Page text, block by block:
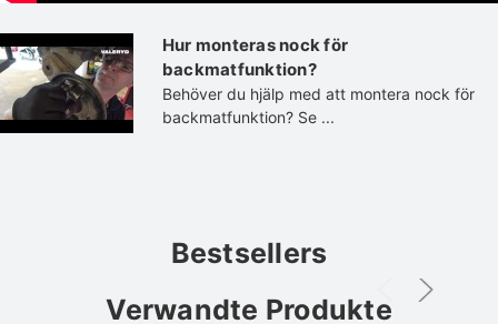
Hur monteras nock för
backmatfunktion?
Behöver du hjälp med att montera nock för
backmatfunktion? Se ...
Bestsellers
Verwandte Produkte